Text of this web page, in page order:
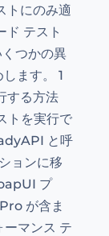
トにのみ適
ド テスト
つかの異
ます。 1
する方法
トを実行で
と呼
ョンに移
プ
が含ま
マンス テ